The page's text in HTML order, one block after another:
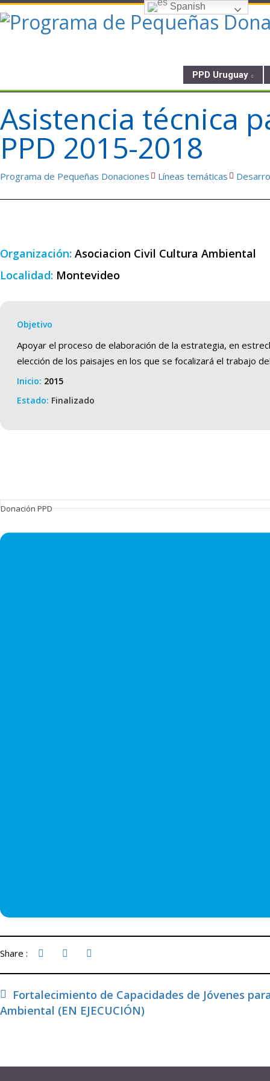
PPD Uruguay
Asistencia técnica
PPD 2015-2018
Programa de Pequeñas Donaciones Líneas temáticas
Organización: Asociacion Civil Cultura Ambiental
Localidad: Montevideo
Objetivo
Apoyar el proceso de elaboración de la estrategia, en
elección de los paisajes en los que se focalizará el trabajo
Inicio: 2015
Estado: Finalizado
Donación PPD
Share :
Fortalecimiento de Capacidades de Jóvenes
Ambiental (EN EJECUCIÓN)
Spanish